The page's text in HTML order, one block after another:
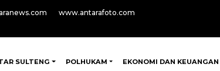
www.antarafoto.com
SULTENG POLHUKAM EKONOMI DAN KEUANGAN